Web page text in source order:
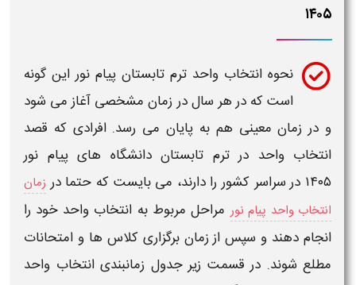
۱۴۰۵
نحوه انتخاب واحد ترم تابستان پیام نوراین گونه
است که در هر سال در زمان مشخصی آغاز می شود
و در زمان معینی هم به پایان می رسد. افرادی که قصد
انتخاب واحد در ترم تابستان دانشگاه های پیام نور
۱۴۰۵ در سراسر کشور را دارند، می بایست که حتما در زمان
انتخاب واحد پیام نورمراحل مربوط به انتخاب واحدخود را
انجام دهند و سپس اززمان برگزاری کلاس ها و امتحانات
مطلع شوند. در قسمت زیر جدول زمانبندی انتخاب واحد